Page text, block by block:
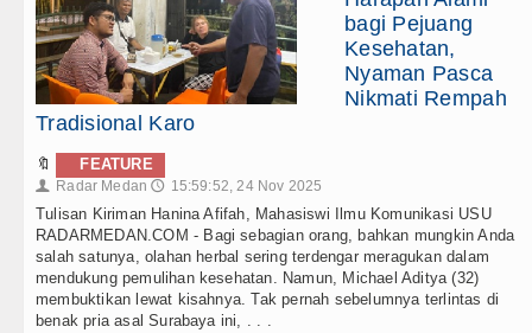
bagi Pejuang
Kesehatan,
Nyaman Pasca
Nikmati Rempah
Tradisional Karo
🔖 FEATURE
👤 Radar Medan 🕔 15:59:52, 24 Nov 2025
Tulisan Kiriman Hanina Afifah, Mahasiswi Ilmu Komunikasi USU
RADARMEDAN.COM - Bagi sebagian orang, bahkan mungkin Anda
salah satunya, olahan herbal sering terdengar meragukan dalam
mendukung pemulihan kesehatan. Namun, Michael Aditya (32)
membuktikan lewat kisahnya. Tak pernah sebelumnya terlintas di
benak pria asal Surabaya ini, . . .